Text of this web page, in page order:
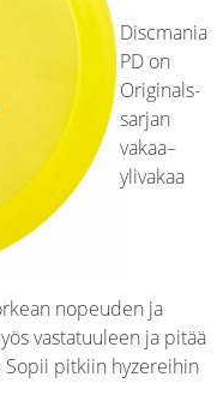
Discmania
PD on
Originals-
sarjan
vakaa–
ylivakaa
nopeuden ja
vastatuuleen ja pitää
pitkiin hyzereihin